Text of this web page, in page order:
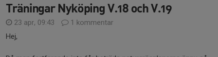
Träningar Nyköping V.18 och V.19
23 apr, 09:43
1 kommentar
Hej,